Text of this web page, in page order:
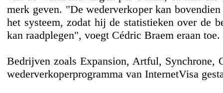
merk geven. "De wederverkoper kan
het systeem, zodat hij de statistieken over de
kan raadplegen", voegt Cédric Braem eraan toe.
Bedrijven zoals Expansion, Artful, Synchrone,
wederverkoperprogramma van InternetVisa